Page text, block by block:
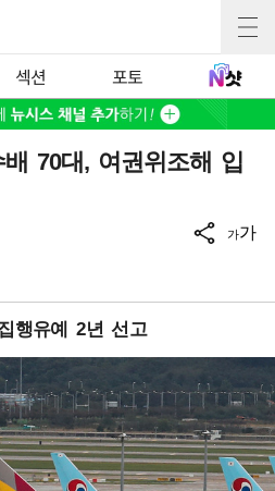
섹션 포토
70대, 여권위조해 입
가가
행유예 2년 선고